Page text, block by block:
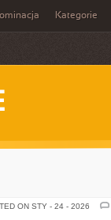
Kategorie
ON STY - 24 - 2026